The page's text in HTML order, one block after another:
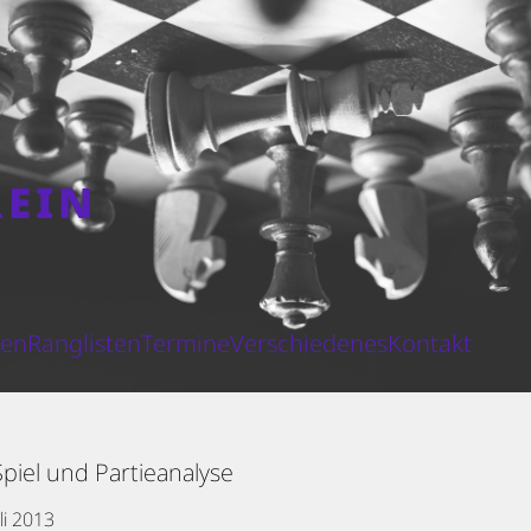
RanglistenTermineVerschiedenesKontakt
und Partieanalyse
2013